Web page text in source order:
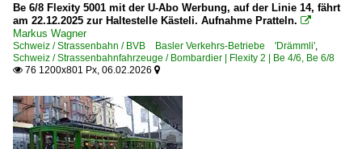
Be 6/8 Flexity 5001 mit der U-Abo Werbung, auf der Linie 14, fährt
am 22.12.2025 zur Haltestelle Kästeli. Aufnahme Pratteln. 
Markus Wagner
Schweiz / Strassenbahn / BVB Basler Verkehrs-Betriebe 'Drämmli',
Schweiz / Strassenbahnfahrzeuge / Bombardier | Flexity 2 | Be 4/6, Be 6/8
 76 1200x801 Px, 06.02.2026 